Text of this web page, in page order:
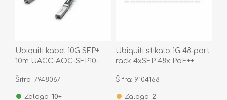
Ubiquiti kabel 10G SFP+
10m UACC-AOC-SFP10-
Šifra: 7948067
Zaloga: 10+
Ubiquiti stikalo 1G 48-port
rack 4xSFP 48x PoE++
PRO-48-POE
Šifra: 9104168
Zaloga: 2